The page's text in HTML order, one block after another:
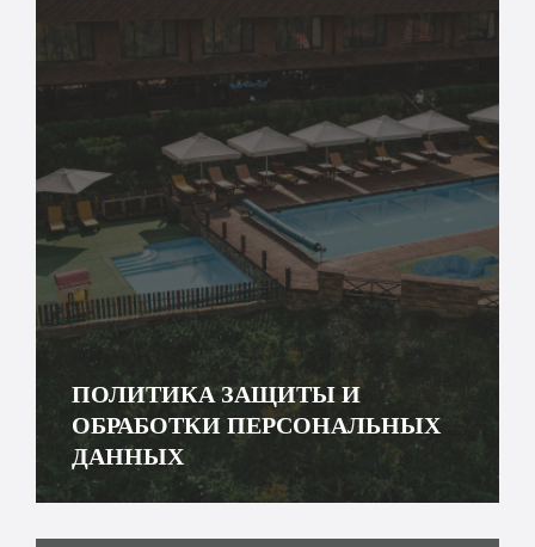
ПОЛИТИКА ЗАЩИТЫ И
ОБРАБОТКИ ПЕРСОНАЛЬНЫХ
ДАННЫХ